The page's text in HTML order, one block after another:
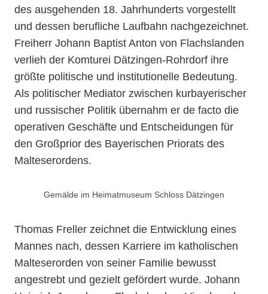
des ausgehenden 18. Jahrhunderts vorgestellt
und dessen berufliche Laufbahn nachgezeichnet.
Freiherr Johann Baptist Anton von Flachslanden
verlieh der Komturei Dätzingen-Rohrdorf ihre
größte politische und institutionelle Bedeutung.
Als politischer Mediator zwischen kurbayerischer
und russischer Politik übernahm er de facto die
operativen Geschäfte und Entscheidungen für
den Großprior des Bayerischen Priorats des
Malteserordens.
Gemälde im Heimatmuseum Schloss Dätzingen
Thomas Freller zeichnet die Entwicklung eines
Mannes nach, dessen Karriere im katholischen
Malteserorden von seiner Familie bewusst
angestrebt und gezielt gefördert wurde. Johann